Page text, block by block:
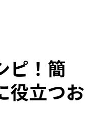
ピ！簡
役立つお